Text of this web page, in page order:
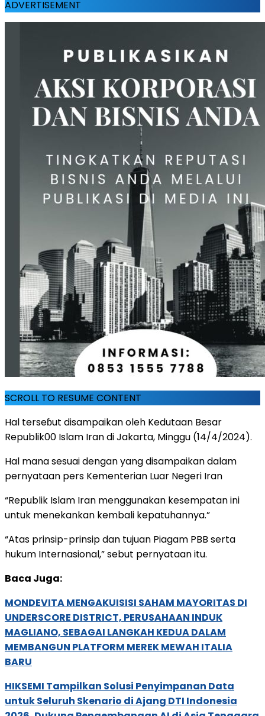
ADVERTISEMENT
SCROLL TO RESUME CONTENT
Hal terseɓut disampaikan oleh Kedutaan Besar
Republik00 Islam Iran di Jakarta, Minggu (14/4/2024).
Hal mana sesuai dengan yang disampaikan dalam
pernyataan pers Kementerian Luar Negeri Iran
“Republik Islam Iran menggunakan kesempatan ini
untuk menekankan kembali kepatuhannya.”
“Atas prinsip-prinsip dan tujuan Piagam PBB serta
hukum Internasional,” sebut pernyataan itu.
Baca Juga:
MONDEVITA MENGAKUISISI SAHAM MAYORITAS DI
UNDERSCORE DISTRICT, PERUSAHAAN INDUK
MAGLIANO, SEBAGAI LANGKAH KEDUA DALAM
MEMBANGUN PLATFORM MEREK MEWAH ITALIA
BARU
HIKSEMI Tampilkan Solusi Penyimpanan Data
untuk Seluruh Skenario di Ajang DTI Indonesia